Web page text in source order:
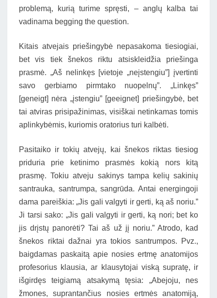
problemą, kurią turime spręsti, – anglų kalba tai
vadinama begging the question.
Kitais atvejais priešingybė nepasakoma tiesiogiai,
bet vis tiek šnekos riktu atsiskleidžia priešinga
prasmė. „Aš nelinkęs [vietoje „neįstengiu”] įvertinti
savo gerbiamo pirmtako nuopelnų”. „Linkęs”
[geneigt] nėra „įstengiu” [geeignet] priešingybė, bet
tai atviras prisipažinimas, visiškai netinkamas tomis
aplinkybėmis, kuriomis oratorius turi kalbėti.
Pasitaiko ir tokių atvejų, kai šnekos riktas tiesiog
priduria prie ketinimo prasmės kokią nors kitą
prasmę. Tokiu atveju sakinys tampa kelių sakinių
santrauka, santrumpa, sangrūda. Antai energingoji
dama pareiškia: „Jis gali valgyti ir gerti, ką aš noriu.”
Ji tarsi sako: „Jis gali valgyti ir gerti, ką nori; bet ko
jis drįstų panorėti? Tai aš už jį noriu.” Atrodo, kad
šnekos riktai dažnai yra tokios santrumpos. Pvz.,
baigdamas paskaitą apie nosies ertmę anatomijos
profesorius klausia, ar klausytojai viską supratę, ir
išgirdęs teigiamą atsakymą tęsia: „Abejoju, nes
žmones, suprantančius nosies ertmės anatomiją,